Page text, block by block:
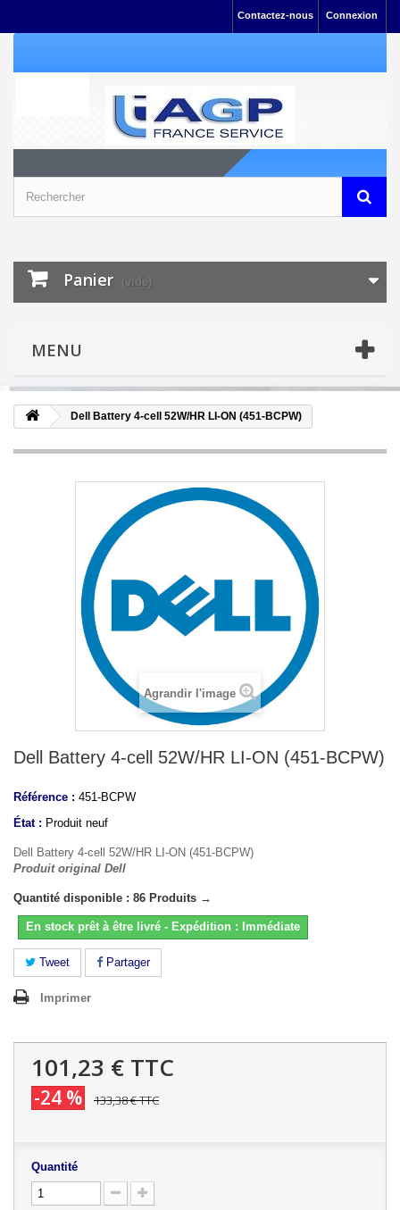
Connexion
Contactez-nous
Panier (vide)
MENU
Dell Battery 4-cell 52W/HR LI-ON (451-BCPW)
Agrandir l'image
Dell Battery 4-cell 52W/HR LI-ON (451-BCPW)
Référence : 451-BCPW
État : Produit neuf
Dell Battery 4-cell 52W/HR LI-ON (451-BCPW)
Produit original Dell
Quantité disponible : 86 Produits →
En stock prêt à être livré - Expédition : Immédiate
Tweet Partager
Imprimer
101,23 € TTC
-24 % 133,38 €TTC
Quantité